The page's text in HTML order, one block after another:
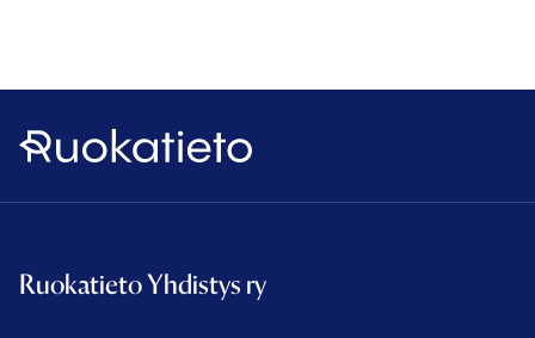
Ruokatieto
Ruokatieto Yhdistys ry